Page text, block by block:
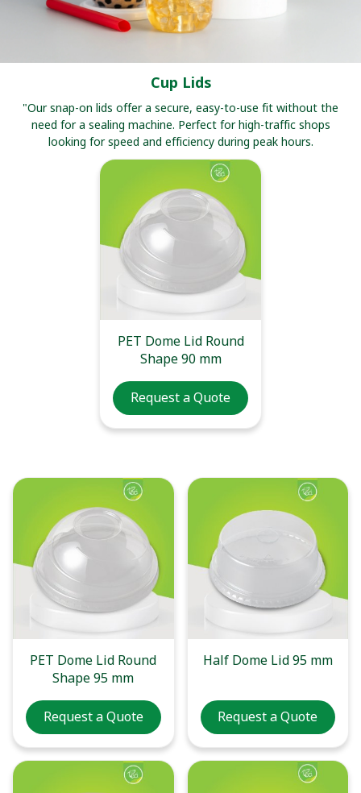
Cup Lids
"Our snap-on lids offer a secure, easy-to-use fit without the
need for a sealing machine. Perfect for high-traffic shops
looking for speed and efficiency during peak hours.
PET Dome Lid Round
Shape 90 mm
Request a Quote
PET Dome Lid Round
Shape 95 mm
Request a Quote
Half Dome Lid 95 mm
Request a Quote